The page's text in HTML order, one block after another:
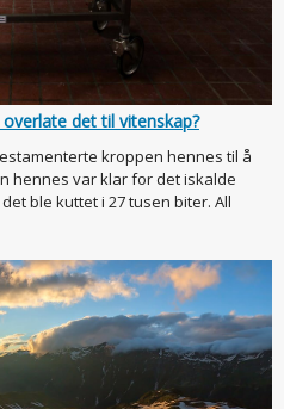
det til vitenskap?
kroppen hennes til å
hennes var klar for det iskalde
ble kuttet i 27 tusen biter. All